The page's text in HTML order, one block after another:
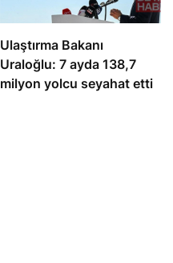
Ulaştırma Bakanı
Uraloğlu: 7 ayda 138,7
milyon yolcu seyahat etti